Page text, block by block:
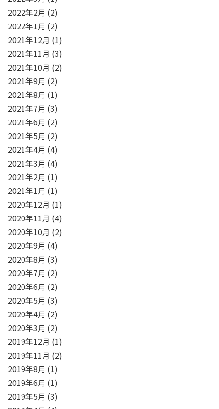
2022年2月 (2)
2022年1月 (2)
2021年12月 (1)
2021年11月 (3)
2021年10月 (2)
2021年9月 (2)
2021年8月 (1)
2021年7月 (3)
2021年6月 (2)
2021年5月 (2)
2021年4月 (4)
2021年3月 (4)
2021年2月 (1)
2021年1月 (1)
2020年12月 (1)
2020年11月 (4)
2020年10月 (2)
2020年9月 (4)
2020年8月 (3)
2020年7月 (2)
2020年6月 (2)
2020年5月 (3)
2020年4月 (2)
2020年3月 (2)
2019年12月 (1)
2019年11月 (2)
2019年8月 (1)
2019年6月 (1)
2019年5月 (3)